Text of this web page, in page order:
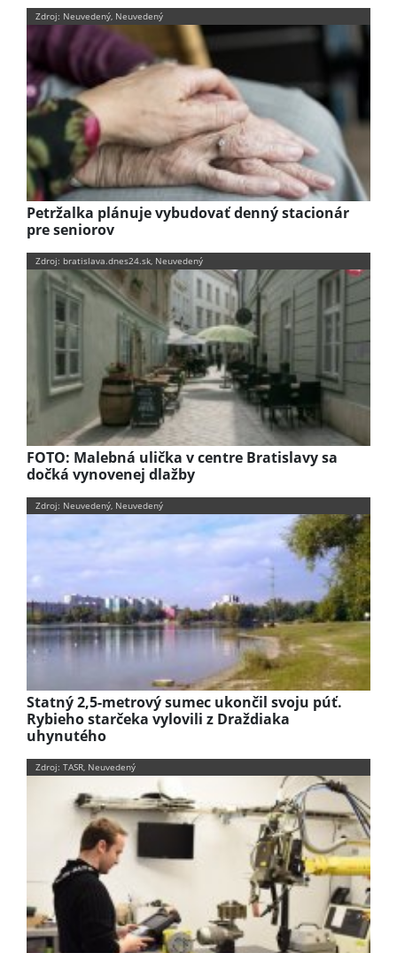
Zdroj: Neuvedený, Neuvedený
Petržalka plánuje vybudovať denný stacionár
pre seniorov
Zdroj: bratislava.dnes24.sk, Neuvedený
FOTO: Malebná ulička v centre Bratislavy sa
dočká vynovenej dlažby
Zdroj: Neuvedený, Neuvedený
Statný 2,5-metrový sumec ukončil svoju púť.
Rybieho starčeka vylovili z Draždiaka
uhynutého
Zdroj: TASR, Neuvedený